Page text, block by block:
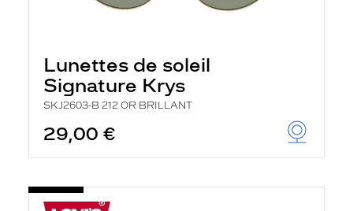
Lunettes de soleil
Signature Krys
SKJ2603-B 212 OR BRILLANT
29,00 €